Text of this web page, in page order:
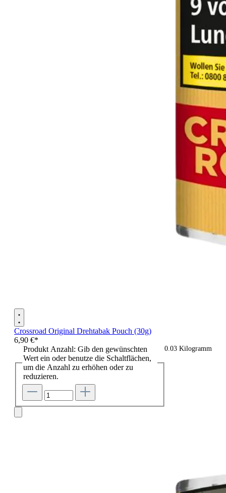
Crossroad Original Drehtabak Pouch (30g)
6,90 €*
0.03 Kilogramm
Produkt Anzahl: Gib den gewünschten
Wert ein oder benutze die Schaltflächen,
um die Anzahl zu erhöhen oder zu
reduzieren.